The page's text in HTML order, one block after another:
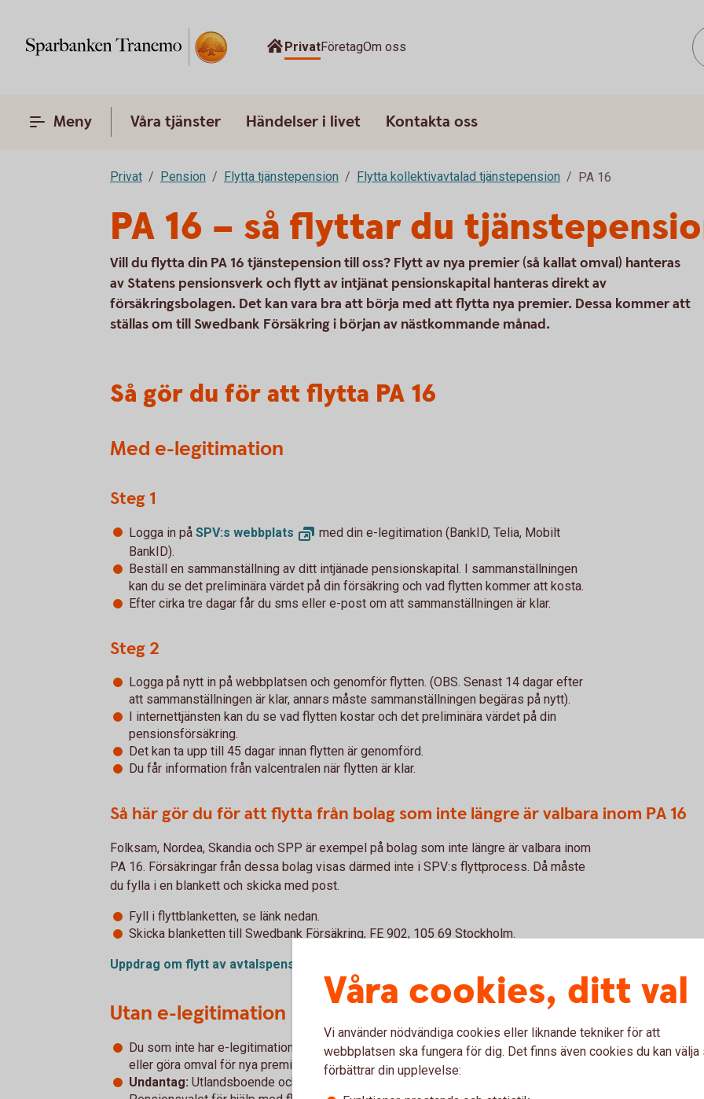
PrivatFöretagOm oss
Meny Våra tjänster Händelser i livet Kontakta oss
Privat Pension Flytta tjänstepension Flytta kollektivavtalad tjänstepension PA 16
PA 16 – så flyttar du
Vill du flytta din PA 16 tjänstepension till oss? Flytt av nya premier (så kallat omval) hanteras
av Statens pensionsverk och flytt av intjänat pensionskapital hanteras direkt av
försäkringsbolagen. Det kan vara bra att börja med att flytta nya premier. Dessa kommer att
ställas om till Swedbank Försäkring i början av nästkommande månad.
Så gör du för att flytta PA 16
Med e-legitimation
Steg 1
Logga in på SPV:s webbplats
med din e-legitimation (BankID, Telia, Mobilt
BankID).
Beställ en sammanställning av ditt intjänade pensionskapital. I sammanställningen
kan du se det preliminära värdet på din försäkring och vad flytten kommer att kosta.
Efter cirka tre dagar får du sms eller e-post om att sammanställningen är klar.
Steg 2
Logga på nytt in på webbplatsen och genomför flytten. (OBS. Senast 14 dagar efter
att sammanställningen är klar, annars måste sammanställningen begäras på nytt).
I internettjänsten kan du se vad flytten kostar och det preliminära värdet på din
pensionsförsäkring.
Det kan ta upp till 45 dagar innan flytten är genomförd.
Du får information från valcentralen när flytten är klar.
Så här gör du för att flytta från bolag som inte längre är valbara inom PA 16
Folksam, Nordea, Skandia och SPP är exempel på bolag som inte längre är valbara inom
PA 16. Försäkringar från dessa bolag visas därmed inte i SPV:s flyttprocess. Då måste
du fylla i en blankett och skicka med post.
Fyll i flyttblanketten, se länk nedan.
Skicka blanketten till Swedbank Försäkring, FE 902, 105 69 Stockholm.
Uppdrag om flytt av avtalspension
Utan e-legitimation
Du som inte har e-legitimation kan för närvarande inte flytta intjänat pensionskapital
eller göra omval för nya premier.
Undantag: Utlandsboende och personer med skyddad identitet kontaktar
Våra cookies, ditt val
Vi använder nödvändiga cookies eller liknande tekniker för att
webbplatsen ska fungera för dig. Det finns även cookies du kan välja
förbättrar din upplevelse: